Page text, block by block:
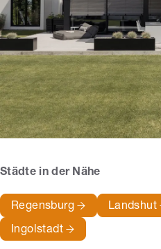
Städte in der Nähe
Regensburg Landshut
Ingolstadt